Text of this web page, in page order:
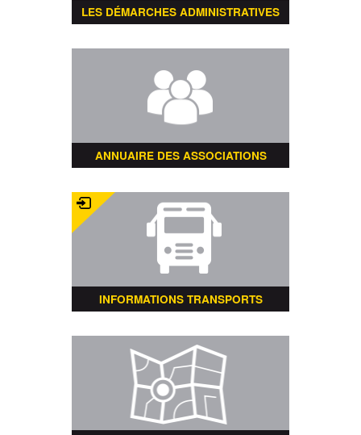
LES DÉMARCHES ADMINISTRATIVES
ANNUAIRE DES ASSOCIATIONS
INFORMATIONS TRANSPORTS